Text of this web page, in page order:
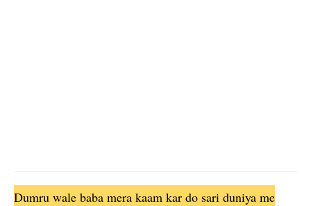
Dumru wale baba mera kaam kar do sari duniya me